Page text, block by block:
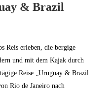
& Brazil
Reis erleben, die bergige
und mit dem Kajak durch
Reise „Uruguay & Brazil
Rio de Janeiro nach